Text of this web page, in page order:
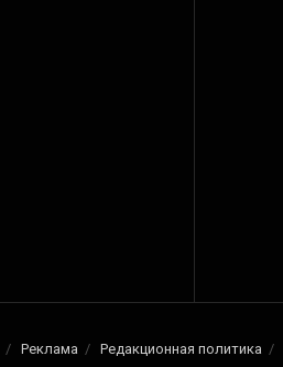
Реклама Редакционная политика